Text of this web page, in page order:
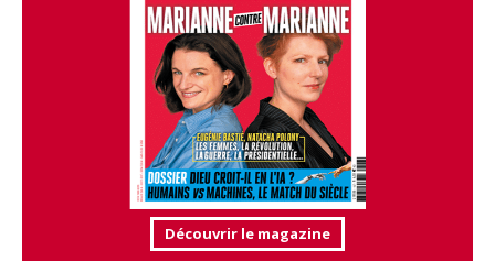
Découvrir le magazine